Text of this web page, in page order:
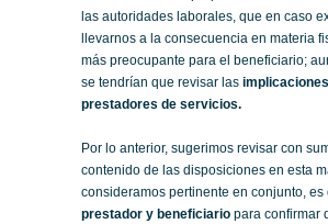
las autoridades laborales, que en caso
llevarnos a la consecuencia en materia
más preocupante para el beneficiario;
se tendrían que revisar las
prestadores de servicios.
Por lo anterior, sugerimos revisar con
contenido de las disposiciones en esta
consideramos pertinente en conjunto, es
prestador y beneficiario para confirmar